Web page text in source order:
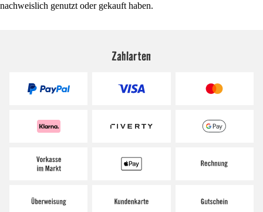
nachweislich genutzt oder gekauft haben.
Zahlarten